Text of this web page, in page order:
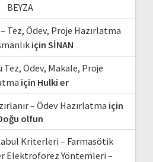
BEYZA
Tez, Ödev, Proje Hazırlatma
için SİNAN
Ödev, Makale, Proje
için Hulki er
– Ödev Hazırlatma için
olfun
Kriterleri – Farmasötik
Elektroforez Yöntemleri –